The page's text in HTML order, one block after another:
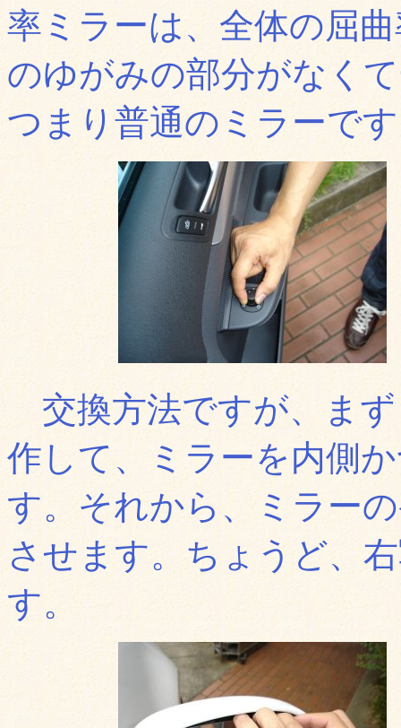
率ミラーは、全体の屈
のゆがみの部分がなく
つまり普通のミラーで
交換方法ですが、ま
作して、ミラーを内側
す。それから、ミラー
させます。ちょうど、
す。